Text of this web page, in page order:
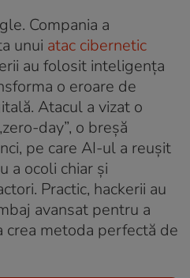
Compania a
unui atac cibernetic
au folosit inteligența
o eroare de
Atacul a vizat o
day”, o breșă
pe care AI-ul a reușit
a ocoli chiar și
Practic, hackerii au
avansat pentru a
crea metoda perfectă de